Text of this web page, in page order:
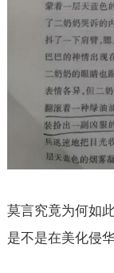
莫言究竟为何如
是不是在美化侵